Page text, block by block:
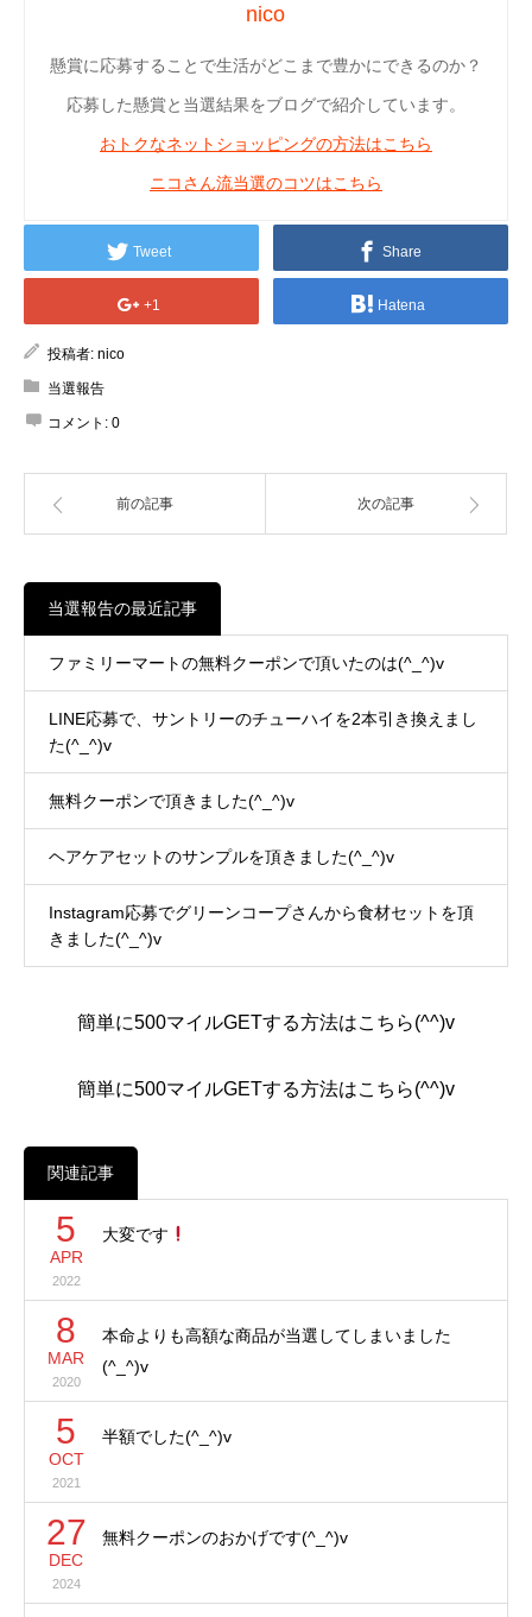
nico
懸賞に応募することで生活がどこまで豊かにできるのか？
応募した懸賞と当選結果をブログで紹介しています。
おトクなネットショッピングの方法はこちら
ニコさん流当選のコツはこちら
Tweet Share
+1 Hatena
投稿者: nico
当選報告
コメント: 0
前の記事 次の記事
当選報告の最近記事
ファミリーマートの無料クーポンで頂いたのは(^_^)v
LINE応募で、サントリーのチューハイを2本引き換えまし
た(^_^)v
無料クーポンで頂きました(^_^)v
ヘアケアセットのサンプルを頂きました(^_^)v
Instagram応募でグリーンコープさんから食材セットを頂
きました(^_^)v
簡単に500マイルGETする方法はこちら(^^)v
簡単に500マイルGETする方法はこちら(^^)v
関連記事
5
APR
2022
大変です
8
MAR
2020
本命よりも高額な商品が当選してしまいました
(^_^)v
5
OCT
2021
半額でした(^_^)v
27
DEC
2024
無料クーポンのおかげです(^_^)v